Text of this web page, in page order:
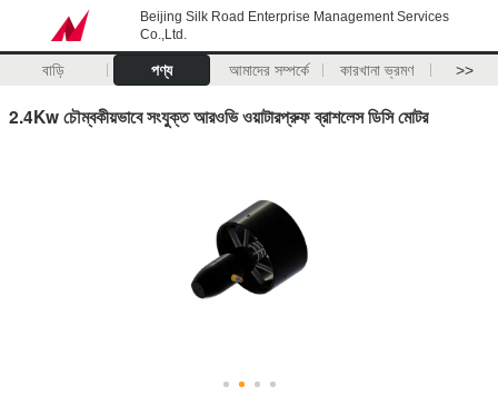
Beijing Silk Road Enterprise Management Services
Co.,Ltd.
বাড়ি পণ্য আমাদের সম্পর্কে কারখানা ভ্রমণ >>
2.4Kw চৌম্বকীয়ভাবে সংযুক্ত আরওভি ওয়াটারপ্রুফ ব্রাশলেস ডিসি মোটর